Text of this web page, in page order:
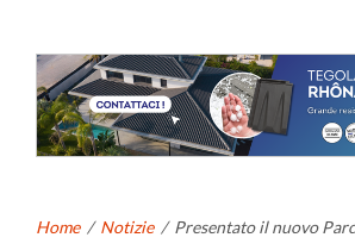
Home / Notizie / Presentato il nuovo